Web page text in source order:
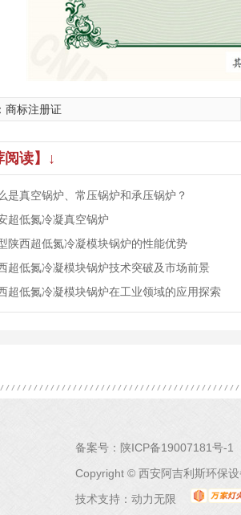
商标注册证
阅读】↓
是真空锅炉、常压锅炉和承压锅炉？
超低氮冷凝真空锅炉
陕西超低氮冷凝模块锅炉的性能优势
超低氮冷凝模块锅炉技术突破及市场前景
超低氮冷凝模块锅炉在工业领域的应用探索
备案号： 陕ICP备19007181号-1
Copyright © 西安阿吉利斯环保
技术支持： 动力无限